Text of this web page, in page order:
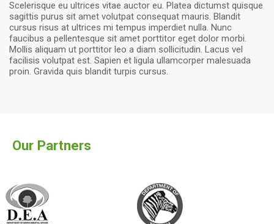
Scelerisque eu ultrices vitae auctor eu. Platea dictumst quisque
sagittis purus sit amet volutpat consequat mauris. Blandit
cursus risus at ultrices mi tempus imperdiet nulla. Nunc
faucibus a pellentesque sit amet porttitor eget dolor morbi.
Mollis aliquam ut porttitor leo a diam sollicitudin. Lacus vel
facilisis volutpat est. Sapien et ligula ullamcorper malesuada
proin. Gravida quis blandit turpis cursus.
Our Partners